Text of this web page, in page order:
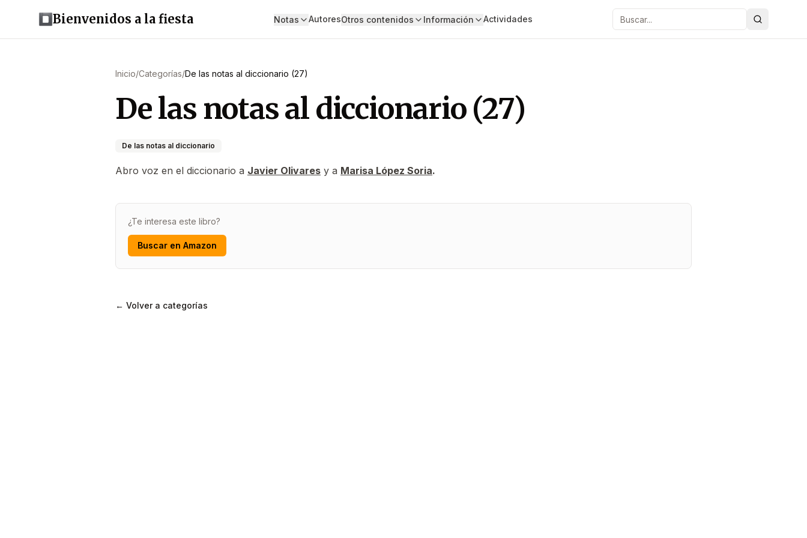
Bienvenidos a la fiesta Notas AutoresOtros contenidos Información Actividades Buscar
Inicio/Categorías/De las notas al diccionario (27)
De las notas al diccionario (27)
De las notas al diccionario
Abro voz en el diccionario a Javier Olivares y a Marisa López Soria.
¿Te interesa este libro?
Buscar en Amazon
← Volver a categorías